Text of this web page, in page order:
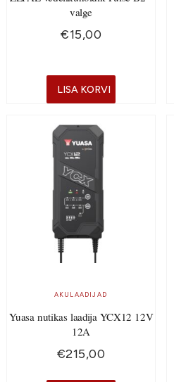
valge
€15,00
LISA KORVI
AKULAADIJAD
Yuasa nutikas laadija YCX12 12V
12A
€215,00